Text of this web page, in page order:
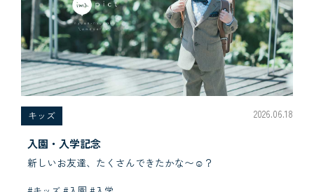
キッズ 2026.06.18
入園・入学記念
新しいお友達、たくさんできたかな〜☺︎？